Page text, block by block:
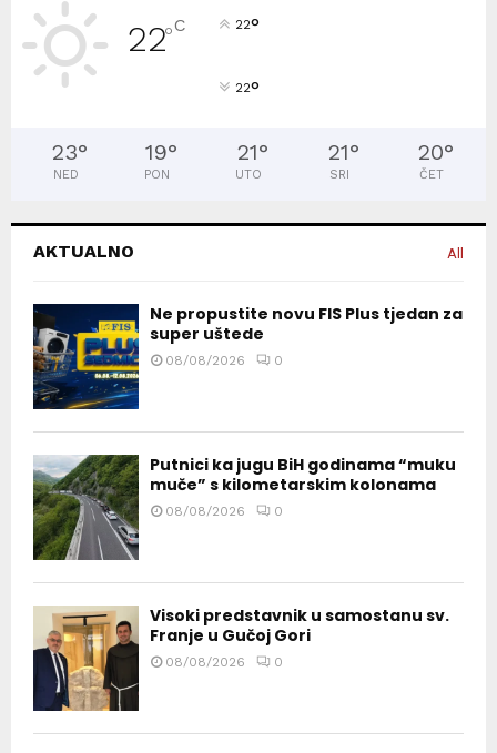
22°C 22°
22°
23°
NED
19°
PON
21°
UTO
21°
SRI
20°
ČET
AKTUALNO All
Ne propustite novu FIS Plus tjedan za
super uštede
08/08/2026 0
Putnici ka jugu BiH godinama “muku
muče” s kilometarskim kolonama
08/08/2026 0
Visoki predstavnik u samostanu sv.
Franje u Gučoj Gori
08/08/2026 0